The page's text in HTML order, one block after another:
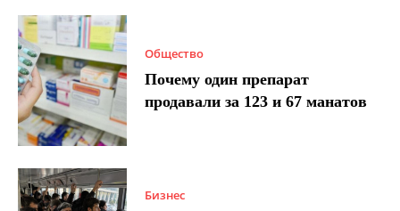
Общество
Почему один препарат
продавали за 123 и 67 манатов
Бизнес